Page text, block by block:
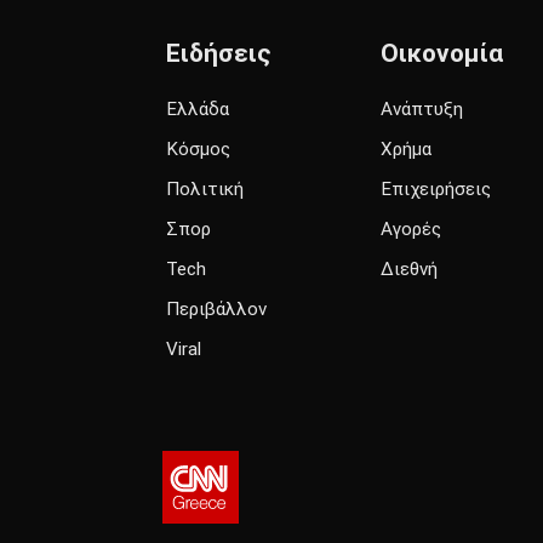
Ειδήσεις
Ελλάδα
Κόσμος
Πολιτική
Σπορ
Tech
Περιβάλλον
Viral
Οικονομία
Ανάπτυξη
Χρήμα
Επιχειρήσεις
Αγορές
Διεθνή